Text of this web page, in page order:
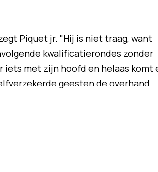
Piquet jr. "Hij is niet traag, want
kwalificatierondes zonder
iets met zijn hoofd en helaas komt
geesten de overhand